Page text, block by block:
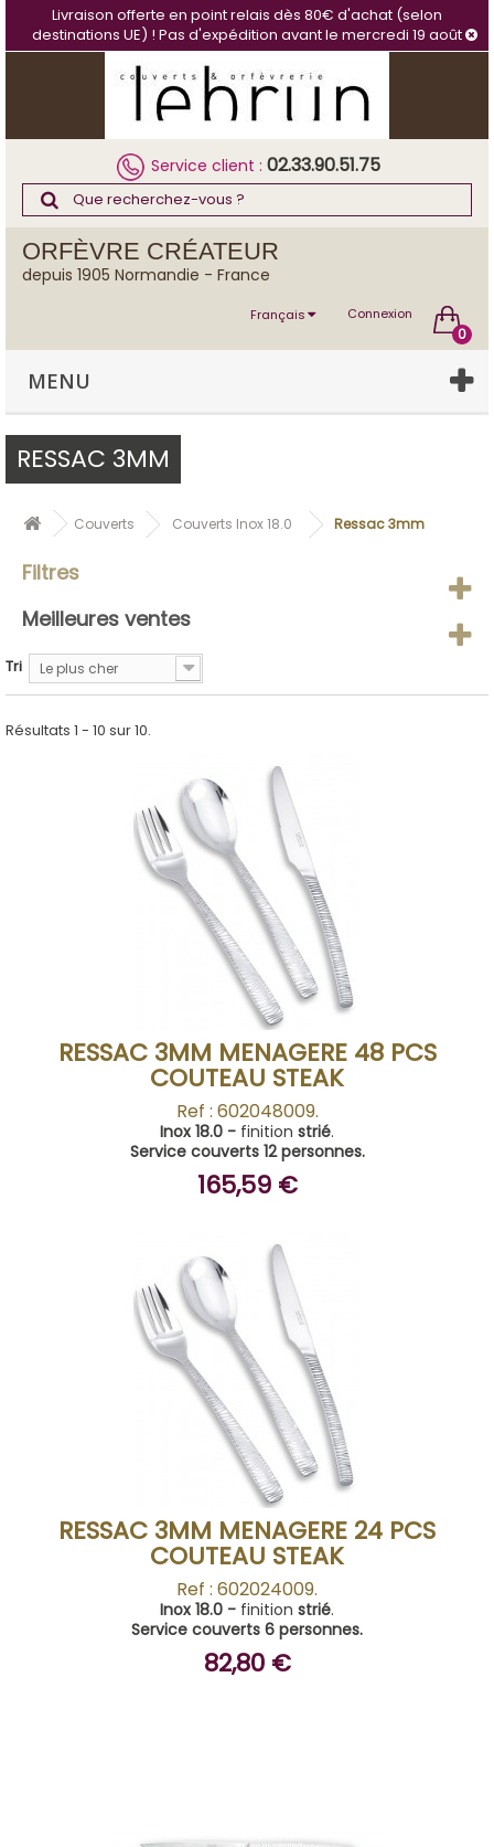
Livraison offerte en point relais dès 80€ d'achat (selon
destinations UE) ! Pas d'expédition avant le mercredi 19 août
Service client : 02.33.90.51.75
ORFÈVRE CRÉATEUR
depuis 1905 Normandie - France
0
Connexion
Français
MENU
RESSAC 3MM
Couverts Couverts Inox 18.0 Ressac 3mm
Filtres
Meilleures ventes
Tri Le plus cher
Résultats 1 - 10 sur 10.
ACHETER
RESSAC 3MM MENAGERE 48 PCS
COUTEAU STEAK
Ref : 602048009.
Inox 18.0 - finition strié.
Service couverts 12 personnes.
165,59 €
ACHETER
RESSAC 3MM MENAGERE 24 PCS
COUTEAU STEAK
Ref : 602024009.
Inox 18.0 - finition strié.
Service couverts 6 personnes.
82,80 €
Panneau de gestion des cookies